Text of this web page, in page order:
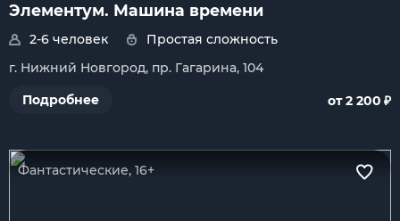
Элементум. Машина времени
2-6 человек
Простая сложность
г. Нижний Новгород, пр. Гагарина, 104
Подробнее
от 2 200 ₽
Фантастические, 16+